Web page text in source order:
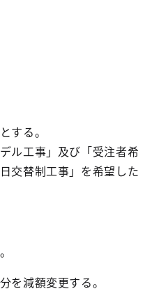
する。
ル工事」及び「受注者希
交替制工事」を希望した
減額変更する。